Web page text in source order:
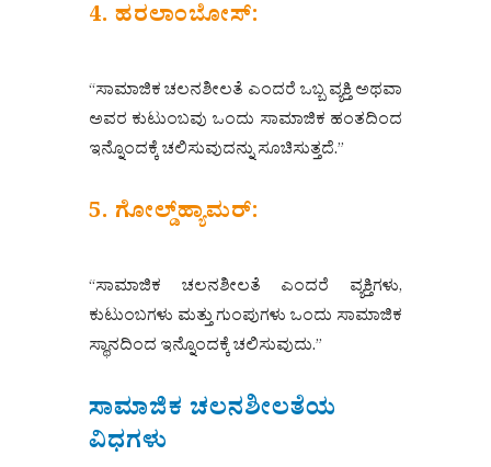
4. ಹರಲಾಂಬೋಸ್:
“ಸಾಮಾಜಿಕ ಚಲನಶೀಲತೆ ಎಂದರೆ ಒಬ್ಬ ವ್ಯಕ್ತಿ ಅಥವಾ
ಅವರ ಕುಟುಂಬವು ಒಂದು ಸಾಮಾಜಿಕ ಹಂತದಿಂದ
ಇನ್ನೊಂದಕ್ಕೆ ಚಲಿಸುವುದನ್ನು ಸೂಚಿಸುತ್ತದೆ.”
5. ಗೋಲ್ಡ್‌ಹ್ಯಾಮರ್:
“ಸಾಮಾಜಿಕ ಚಲನಶೀಲತೆ ಎಂದರೆ ವ್ಯಕ್ತಿಗಳು,
ಕುಟುಂಬಗಳು ಮತ್ತು ಗುಂಪುಗಳು ಒಂದು ಸಾಮಾಜಿಕ
ಸ್ಥಾನದಿಂದ ಇನ್ನೊಂದಕ್ಕೆ ಚಲಿಸುವುದು.”
ಸಾಮಾಜಿಕ ಚಲನಶೀಲತೆಯ
ವಿಧಗಳು